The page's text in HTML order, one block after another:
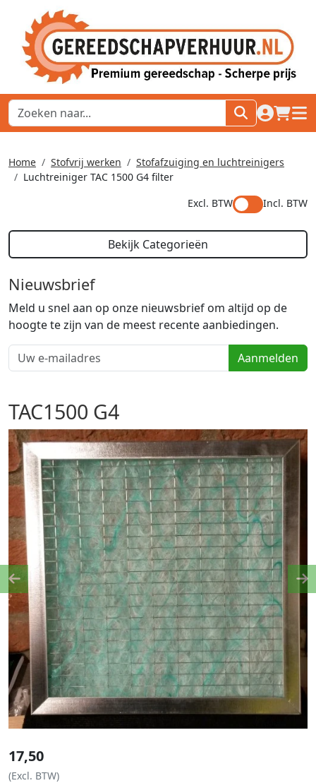
naar
Home Stofvrij werken
Stofafzuiging en luchtreinigers
Luchtreiniger TAC 1500 G4 filter
Excl. BTW
Incl. BTW
Bekijk Categorieën
Nieuwsbrief
Meld u snel aan op onze nieuwsbrief om altijd op de
hoogte te zijn van de meest recente aanbiedingen.
Aanmelden
TAC1500 G4
17,50
(Excl. BTW)
Previous